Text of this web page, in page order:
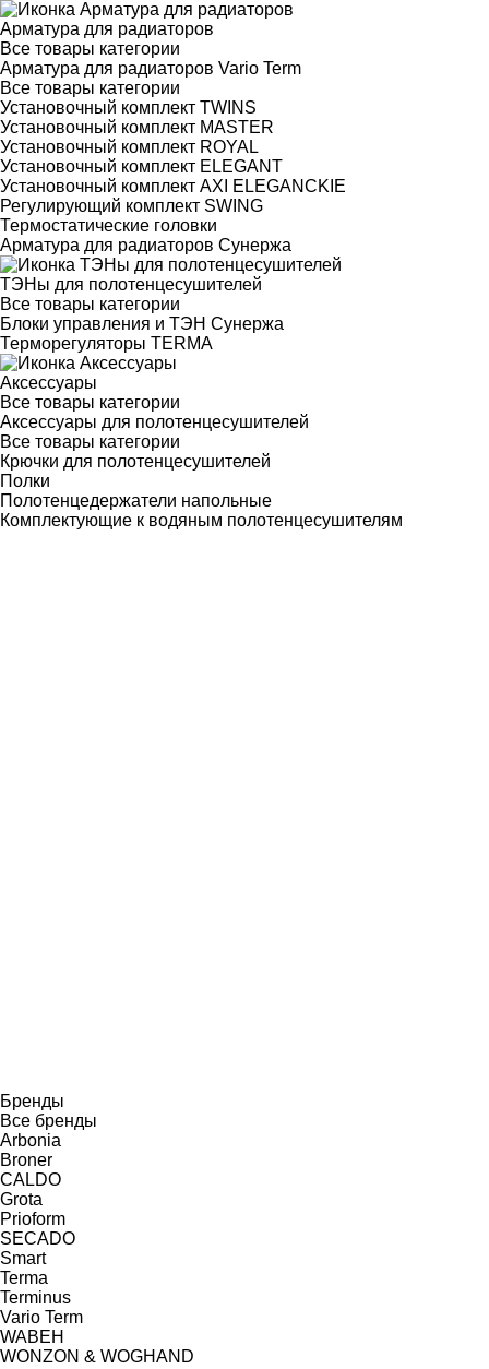
Арматура для радиаторов
Все товары категории
Арматура для радиаторов Vario Term
Все товары категории
Установочный комплект TWINS
Установочный комплект MASTER
Установочный комплект ROYAL
Установочный комплект ELEGANT
Установочный комплект AXI ELEGANCKIE
Регулирующий комплект SWING
Термостатические головки
Арматура для радиаторов Сунержа
ТЭНы для полотенцесушителей
Все товары категории
Блоки управления и ТЭН Сунержа
Терморегуляторы TERMA
Аксессуары
Все товары категории
Аксессуары для полотенцесушителей
Все товары категории
Крючки для полотенцесушителей
Полки
Полотенцедержатели напольные
Комплектующие к водяным полотенцесушителям
Бренды
Все бренды
Arbonia
Broner
CALDO
Grota
Prioform
SECADO
Smart
Terma
Terminus
Vario Term
WABEH
WONZON & WOGHAND